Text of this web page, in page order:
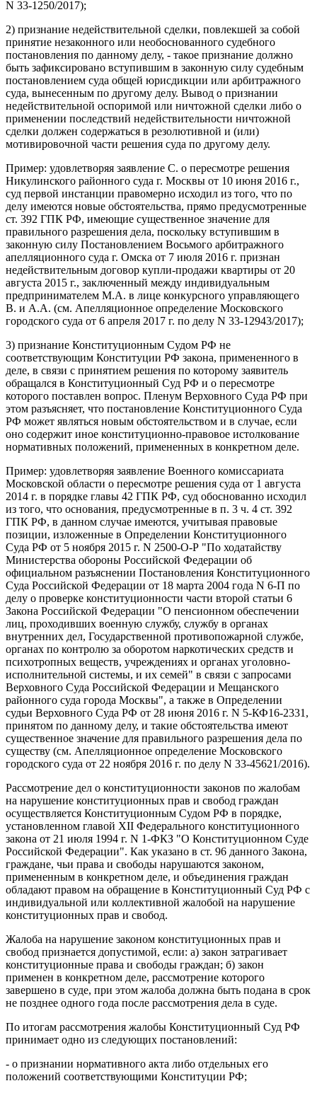
N 33-1250/2017);
2) признание недействительной сделки, повлекшей за собой
принятие незаконного или необоснованного судебного
постановления по данному делу, - такое признание должно
быть зафиксировано вступившим в законную силу судебным
постановлением суда общей юрисдикции или арбитражного
суда, вынесенным по другому делу. Вывод о признании
недействительной оспоримой или ничтожной сделки либо о
применении последствий недействительности ничтожной
сделки должен содержаться в резолютивной и (или)
мотивировочной части решения суда по другому делу.
Пример: удовлетворяя заявление С. о пересмотре решения
Никулинского районного суда г. Москвы от 10 июня 2016 г.,
суд первой инстанции правомерно исходил из того, что по
делу имеются новые обстоятельства, прямо предусмотренные
ст. 392 ГПК РФ, имеющие существенное значение для
правильного разрешения дела, поскольку вступившим в
законную силу Постановлением Восьмого арбитражного
апелляционного суда г. Омска от 7 июля 2016 г. признан
недействительным договор купли-продажи квартиры от 20
августа 2015 г., заключенный между индивидуальным
предпринимателем М.А. в лице конкурсного управляющего
В. и А.А. (см. Апелляционное определение Московского
городского суда от 6 апреля 2017 г. по делу N 33-12943/2017);
3) признание Конституционным Судом РФ не
соответствующим Конституции РФ закона, примененного в
деле, в связи с принятием решения по которому заявитель
обращался в Конституционный Суд РФ и о пересмотре
которого поставлен вопрос. Пленум Верховного Суда РФ при
этом разъясняет, что постановление Конституционного Суда
РФ может являться новым обстоятельством и в случае, если
оно содержит иное конституционно-правовое истолкование
нормативных положений, примененных в конкретном деле.
Пример: удовлетворяя заявление Военного комиссариата
Московской области о пересмотре решения суда от 1 августа
2014 г. в порядке главы 42 ГПК РФ, суд обоснованно исходил
из того, что основания, предусмотренные в п. 3 ч. 4 ст. 392
ГПК РФ, в данном случае имеются, учитывая правовые
позиции, изложенные в Определении Конституционного
Суда РФ от 5 ноября 2015 г. N 2500-О-Р "По ходатайству
Министерства обороны Российской Федерации об
официальном разъяснении Постановления Конституционного
Суда Российской Федерации от 18 марта 2004 года N 6-П по
делу о проверке конституционности части второй статьи 6
Закона Российской Федерации "О пенсионном обеспечении
лиц, проходивших военную службу, службу в органах
внутренних дел, Государственной противопожарной службе,
органах по контролю за оборотом наркотических средств и
психотропных веществ, учреждениях и органах уголовно-
исполнительной системы, и их семей" в связи с запросами
Верховного Суда Российской Федерации и Мещанского
районного суда города Москвы", а также в Определении
судьи Верховного Суда РФ от 28 июня 2016 г. N 5-КФ16-2331,
принятом по данному делу, и такие обстоятельства имеют
существенное значение для правильного разрешения дела по
существу (см. Апелляционное определение Московского
городского суда от 22 ноября 2016 г. по делу N 33-45621/2016).
Рассмотрение дел о конституционности законов по жалобам
на нарушение конституционных прав и свобод граждан
осуществляется Конституционным Судом РФ в порядке,
установленном главой XII Федерального конституционного
закона от 21 июля 1994 г. N 1-ФКЗ "О Конституционном Суде
Российской Федерации". Как указано в ст. 96 данного Закона,
граждане, чьи права и свободы нарушаются законом,
примененным в конкретном деле, и объединения граждан
обладают правом на обращение в Конституционный Суд РФ с
индивидуальной или коллективной жалобой на нарушение
конституционных прав и свобод.
Жалоба на нарушение законом конституционных прав и
свобод признается допустимой, если: а) закон затрагивает
конституционные права и свободы граждан; б) закон
применен в конкретном деле, рассмотрение которого
завершено в суде, при этом жалоба должна быть подана в срок
не позднее одного года после рассмотрения дела в суде.
По итогам рассмотрения жалобы Конституционный Суд РФ
принимает одно из следующих постановлений:
- о признании нормативного акта либо отдельных его
положений соответствующими Конституции РФ;